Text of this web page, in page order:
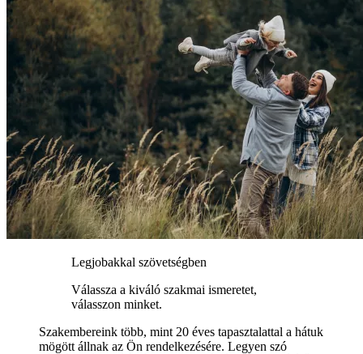
Legjobakkal szövetségben
Válassza a kiváló szakmai ismeretet,
válasszon minket.
Szakembereink több, mint 20 éves tapasztalattal a hátuk
mögött állnak az Ön rendelkezésére. Legyen szó